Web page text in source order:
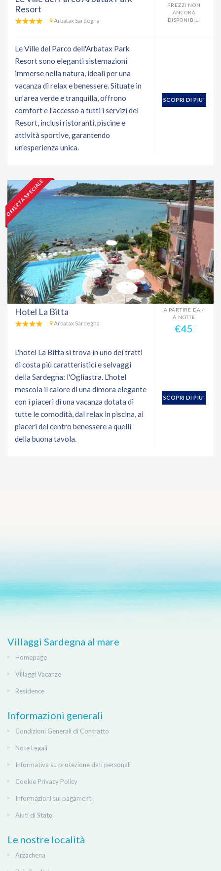
Resort
Arbatax Sardegna
PREZZI NON
ANCORA
DISPONIBILI
Le Ville del Parco dell'Arbatax Park
Resort sono eleganti sistemazioni
immerse nella natura, ideali per una
vacanza di relax e benessere. Situate in
un'area verde e tranquilla, offrono
comfort e l'accesso a tutti i servizi del
Resort, inclusi ristoranti, piscine e
attività sportive, garantendo
un'esperienza unica.
SCOPRI DI PIU'
OFFERTA SPECIALE
Hotel La Bitta
Arbatax Sardegna
A PARTIRE DA /
A NOTTE
€45
L'hotel La Bitta si trova in uno dei tratti
di costa più caratteristici e selvaggi
della Sardegna: l'Ogliastra. L'hotel
mescola il calore di una dimora elegante
con i piaceri di una vacanza dotata di
tutte le comodità, dal relax in piscina, ai
piaceri del centro benessere a quelli
della buona tavola.
SCOPRI DI PIU'
Villaggi Sardegna al mare
Homepage
Villaggi Vacanze
Residence
Informazioni generali
Condizioni Generali di Contratto
Note Legali
Informativa su protezione dati personali
Cookie Privacy Policy
Informazioni sui pagamenti
Aiuti di Stato
Le nostre località
Arzachena